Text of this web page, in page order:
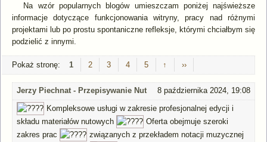
Na wzór popularnych blogów umieszczam poniżej najświeższe
informacje dotyczące funkcjonowania witryny, pracy nad różnymi
projektami lub po prostu spontaniczne refleksje, którymi chciałbym się
podzielić z innymi.
Pokaż stronę: ​ 1 2 3 4 5 ↑ ››
Jerzy Piechnat - Przepisywanie Nut
8 października 2024, 19:08
Kompleksowe usługi w zakresie profesjonalnej edycji i
składu materiałów nutowych
Oferta obejmuje szeroki
zakres prac
związanych z przekładem notacji muzycznej